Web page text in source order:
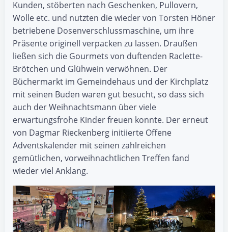
Kunden, stöberten nach Geschenken, Pullovern,
Wolle etc. und nutzten die wieder von Torsten Höner
betriebene Dosenverschlussmaschine, um ihre
Präsente originell verpacken zu lassen. Draußen
ließen sich die Gourmets von duftenden Raclette-
Brötchen und Glühwein verwöhnen. Der
Büchermarkt im Gemeindehaus und der Kirchplatz
mit seinen Buden waren gut besucht, so dass sich
auch der Weihnachtsmann über viele
erwartungsfrohe Kinder freuen konnte. Der erneut
von Dagmar Rieckenberg initiierte Offene
Adventskalender mit seinen zahlreichen
gemütlichen, vorweihnachtlichen Treffen fand
wieder viel Anklang.